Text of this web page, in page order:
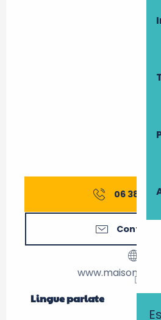
06 38 03
Lingue parlate
Lingue parlate